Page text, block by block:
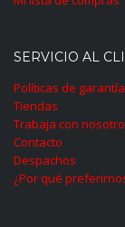
SERVICIO AL
Políticas de garantía
Tiendas
Trabaja con
Contacto
Despachos
¿Por qué